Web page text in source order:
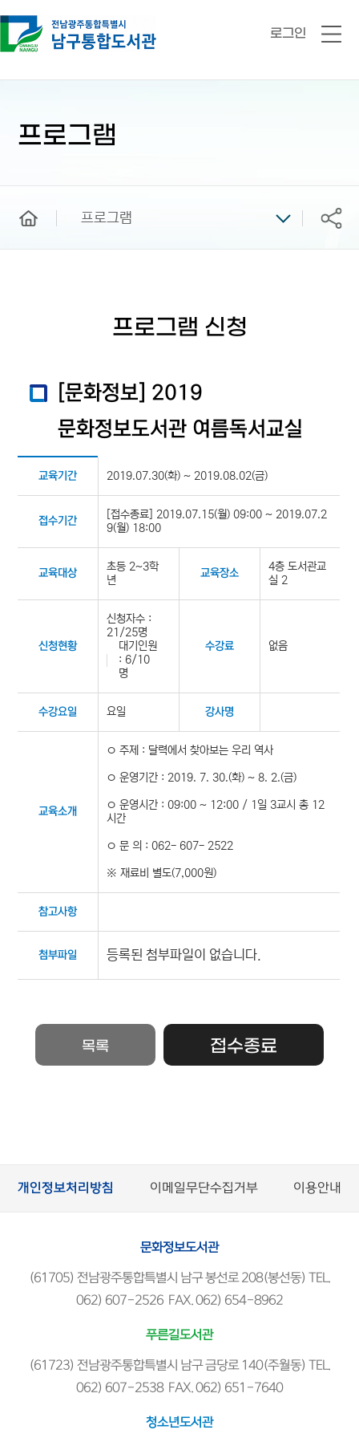
로그인
전
프로그램
프로그램 공유
프로그램 신청
[문화정보] 2019
문화정보도서관 여름독서교실
교육기간 2019.07.30(화) ~ 2019.08.02(금)
접수기간
[접수종료] 2019.07.15(월) 09:00 ~ 2019.07.2
9(월) 18:00
교육대상
초등 2~3학
년
교육장소
4층 도서관교
실 2
신청현황
신청자수 :
21/25명
대기인원
: 6/10
명
수강료 없음
수강요일 요일 강사명
교육소개
ㅇ 주제 : 달력에서 찾아보는 우리 역사
ㅇ 운영기간 : 2019. 7. 30.(화) ~ 8. 2.(금)
ㅇ 운영시간 : 09:00 ~ 12:00 / 1일 3교시 총 12
시간
ㅇ 문 의 : 062- 607- 2522
※ 재료비 별도(7,000원)
참고사항
첨부파일 등록된 첨부파일이 없습니다.
목록 접수종료
개인정보처리방침 이메일무단수집거부 이용안내
문화정보도서관
(61705) 전남광주통합특별시 남구 봉선로 208(봉선동) TEL.
062) 607-2526 FAX. 062) 654-8962
푸른길도서관
(61723) 전남광주통합특별시 남구 금당로 140(주월동) TEL.
062) 607-2538 FAX. 062) 651-7640
청소년도서관